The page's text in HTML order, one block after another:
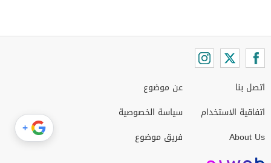
اتصل بنا
اتفاقية الاستخدام
About Us
عن موضوع
سياسة الخصوصية
فريق موضوع
+